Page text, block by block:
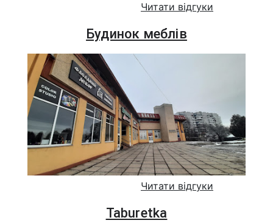
Читати відгуки
Будинок меблів
Читати відгуки
Taburetka